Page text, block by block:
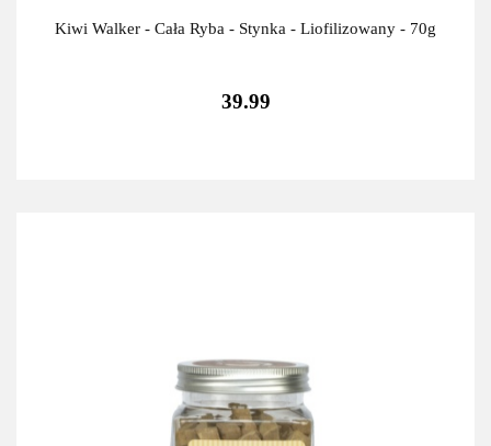
Kiwi Walker - Cała Ryba - Stynka - Liofilizowany - 70g
39.99